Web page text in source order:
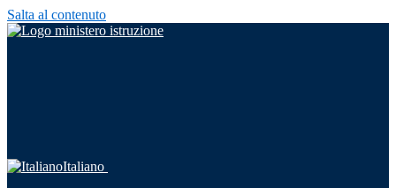
Salta al contenuto
Italiano